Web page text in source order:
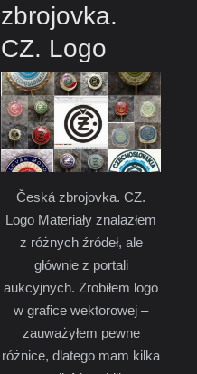
zbrojovka.
CZ. Logo
Česká zbrojovka. CZ.
Logo Materiały znalazłem
z różnych źródeł, ale
głównie z portali
aukcyjnych. Zrobiłem logo
w grafice wektorowej –
zauważyłem pewne
różnice, dlatego mam kilka